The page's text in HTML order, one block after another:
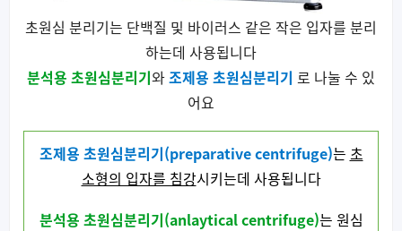
초원심 분리기는 단백질 및 바이러스 같은 작은 입자를 분리
하는데 사용됩니다
분석용 초원심분리기와조제용 초원심분리기 로 나눌 수 있
어요
조제용 초원심분리기(preparative centrifuge)는 초
소형의 입자를 침강시키는데 사용됩니다
분석용 초원심분리기(anlaytical centrifuge)는 원심